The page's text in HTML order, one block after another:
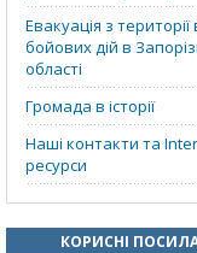
Евакуація з
бойових дій в
області
Громада в історії
Наші контакти та
ресурси
КОРИСНІ